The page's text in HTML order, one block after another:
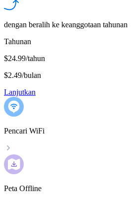
dengan beralih ke keanggotaan tahunan
Tahunan
$24.99/tahun
$2.49/bulan
Lanjutkan
Pencari WiFi
Peta Offline